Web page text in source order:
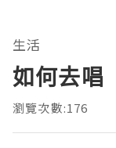
生活
如何去唱
瀏覽次數:176